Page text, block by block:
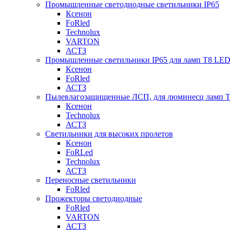
Промышленные светодиодные светильники IP65
Ксенон
FoRled
Technolux
VARTON
АСТЗ
Промышленные светильники IP65 для ламп Т8 LED
Ксенон
FoRled
АСТЗ
Пылевлагозащищенные ЛСП, для люминесц ламп
Ксенон
Technolux
АСТЗ
Светильники для высоких пролетов
Ксенон
FoRLed
Technolux
АСТЗ
Переносные светильники
FoRled
Прожекторы светодиодные
FoRled
VARTON
АСТЗ